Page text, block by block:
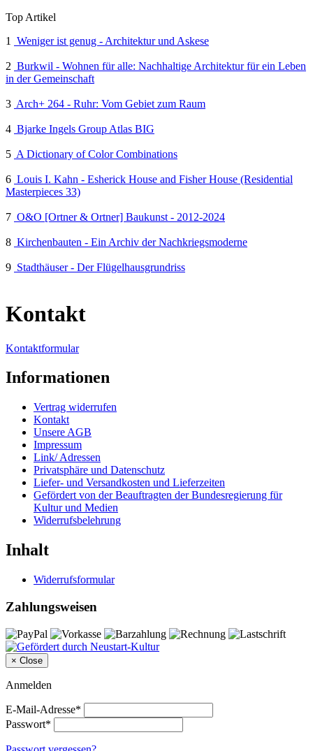
Top Artikel
1
Weniger ist genug - Architektur und Askese
2 Burkwil - Wohnen für alle: Nachhaltige Architektur für ein Leben
in der Gemeinschaft
3 Arch+ 264 - Ruhr: Vom Gebiet zum Raum
4 Bjarke Ingels Group Atlas BIG
5 A Dictionary of Color Combinations
6 Louis I. Kahn - Esherick House and Fisher House (Residential
Masterpieces 33)
7 O&O [Ortner & Ortner] Baukunst - 2012-2024
8 Kirchenbauten - Ein Archiv der Nachkriegsmoderne
9 Stadthäuser - Der Flügelhausgrundriss
Kontakt
Kontaktformular
Informationen
Vertrag widerrufen
Kontakt
Unsere AGB
Impressum
Link/ Adressen
Privatsphäre und Datenschutz
Liefer- und Versandkosten und Lieferzeiten
Gefördert von der Beauftragten der Bundesregierung für
Kultur und Medien
Widerrufsbelehrung
Inhalt
Widerrufsformular
Zahlungsweisen
× Close
Anmelden
E-Mail-Adresse*
Passwort*